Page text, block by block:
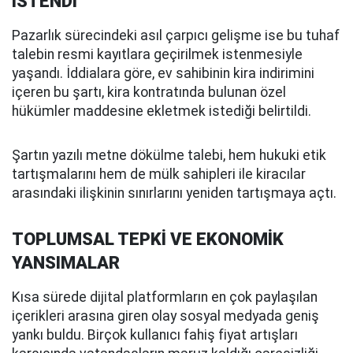
Pazarlık sürecindeki asıl çarpıcı gelişme ise bu tuhaf
talebin resmi kayıtlara geçirilmek istenmesiyle
yaşandı. İddialara göre, ev sahibinin kira indirimini
içeren bu şartı, kira kontratında bulunan özel
hükümler maddesine ekletmek istediği belirtildi.
Şartın yazılı metne dökülme talebi, hem hukuki etik
tartışmalarını hem de mülk sahipleri ile kiracılar
arasındaki ilişkinin sınırlarını yeniden tartışmaya açtı.
TOPLUMSAL TEPKİ VE EKONOMİK
YANSIMALAR
Kısa sürede dijital platformların en çok paylaşılan
içerikleri arasına giren olay sosyal medyada geniş
yankı buldu. Birçok kullanıcı fahiş fiyat artışları